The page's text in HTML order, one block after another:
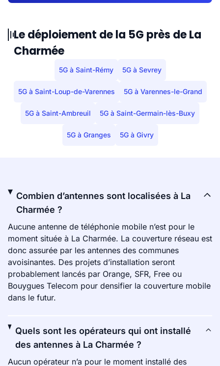
Le déploiement de la 5G près de La
Charmée
5G à Saint-Rémy 5G à Sevrey
5G à Saint-Loup-de-Varennes 5G à Varennes-le-Grand
5G à Saint-Ambreuil 5G à Saint-Germain-lès-Buxy
5G à Granges 5G à Givry
Combien d’antennes sont localisées à La
Charmée ?
Aucune antenne de téléphonie mobile n’est pour le
moment située à La Charmée. La couverture réseau est
donc assurée par les antennes des communes
avoisinantes. Des projets d’installation seront
probablement lancés par Orange, SFR, Free ou
Bouygues Telecom pour densifier la couverture mobile
dans le futur.
Quels sont les opérateurs qui ont installé
des antennes à La Charmée ?
Aucun opérateur n’a pour le moment installé des